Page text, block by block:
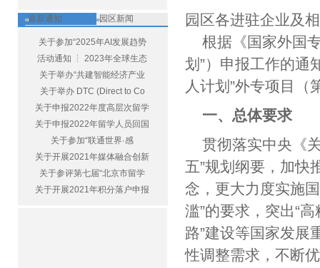
最新通知 园区新闻
关于参加“2025年AI发展趋势
活动通知 ┆ 2023年全球生态
关于举办“共建智能经济产业
关于举办 DTC (Direct to Co
关于申报2022年度高层次留学
关于申报2022年留学人员回国
关于参加“联通世界·感
关于开展2021年媒体融合创新
关于参评第七届“北京市留学
关于开展2021年积分落户申报
园区各进驻企业及
根据《国家外国
划”）申报工作的通
人计划”外专项目
一、总体要求
贯彻落实中央《
五”规划纲要，加快
念，更大力度实施
滥”的要求，突出“
路”建设等国家发展
性调整需求，不断